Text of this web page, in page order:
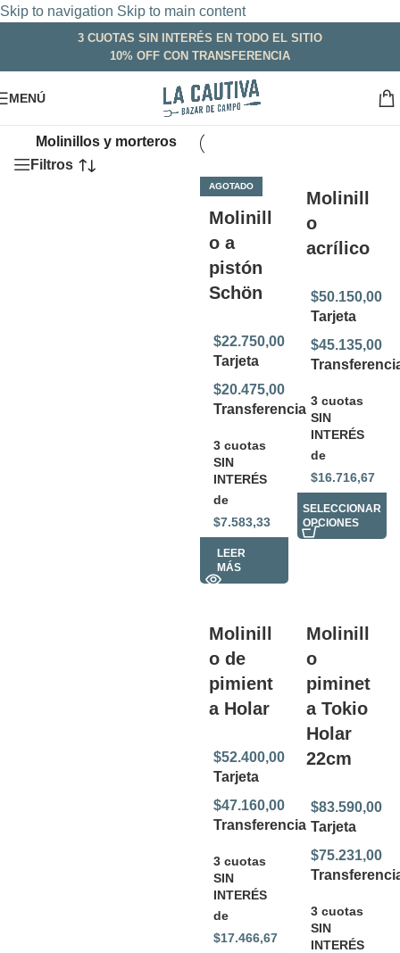
Skip to navigation Skip to main content
3 CUOTAS SIN INTERÉS EN TODO EL SITIO
10% OFF CON TRANSFERENCIA
MENÚ
Molinillos y morteros
Filtros
AGOTADO
Molinill
o a
pistón
Schön
$22.750,00
Tarjeta
$20.475,00
Transferencia
3 cuotas
SIN
INTERÉS
de
$7.583,33
LEER
MÁS
Molinill
o
acrílico
$50.150,00
Tarjeta
$45.135,00
3 cuotas
SIN
INTERÉS
de
$16.716,67
SELECCIONAR
OPCIONES
Molinill
o de
pimient
a Holar
$52.400,00
Tarjeta
$47.160,00
Transferencia
3 cuotas
SIN
INTERÉS
de
$17.466,67
Molinill
o
piminet
a Tokio
Holar
22cm
$83.590,00
Tarjeta
$75.231,00
3 cuotas
SIN
INTERÉS